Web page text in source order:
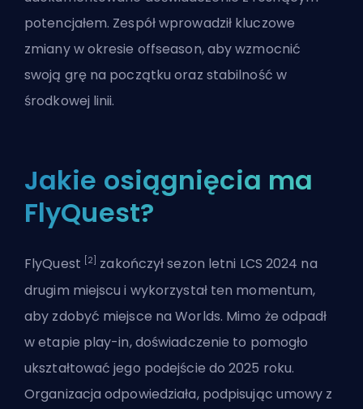
potencjałem. Zespół wprowadził kluczowe
zmiany w okresie offseason, aby wzmocnić
swoją grę na początku oraz stabilność w
środkowej linii.
Jakie osiągnięcia ma
FlyQuest?
FlyQuest [2]
zakończył sezon letni LCS 2024 na
drugim miejscu i wykorzystał ten momentum,
aby zdobyć miejsce na Worlds. Mimo że odpadł
w etapie play-in, doświadczenie to pomogło
ukształtować jego podejście do 2025 roku.
Organizacja odpowiedziała, podpisując umowy z